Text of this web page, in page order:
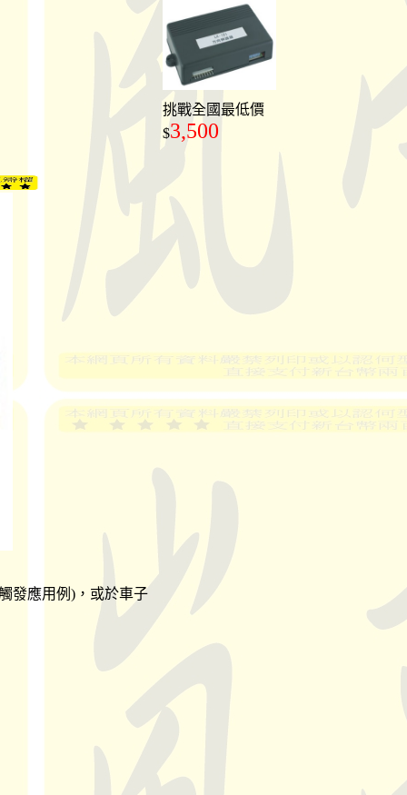
挑戰全國最低價
$3,500
發應用例)，或於車子